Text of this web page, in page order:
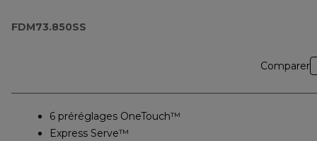
FDM73.850SS
FDM73.850SS
Comparer
6 préréglages OneTouch™
Express Serve™